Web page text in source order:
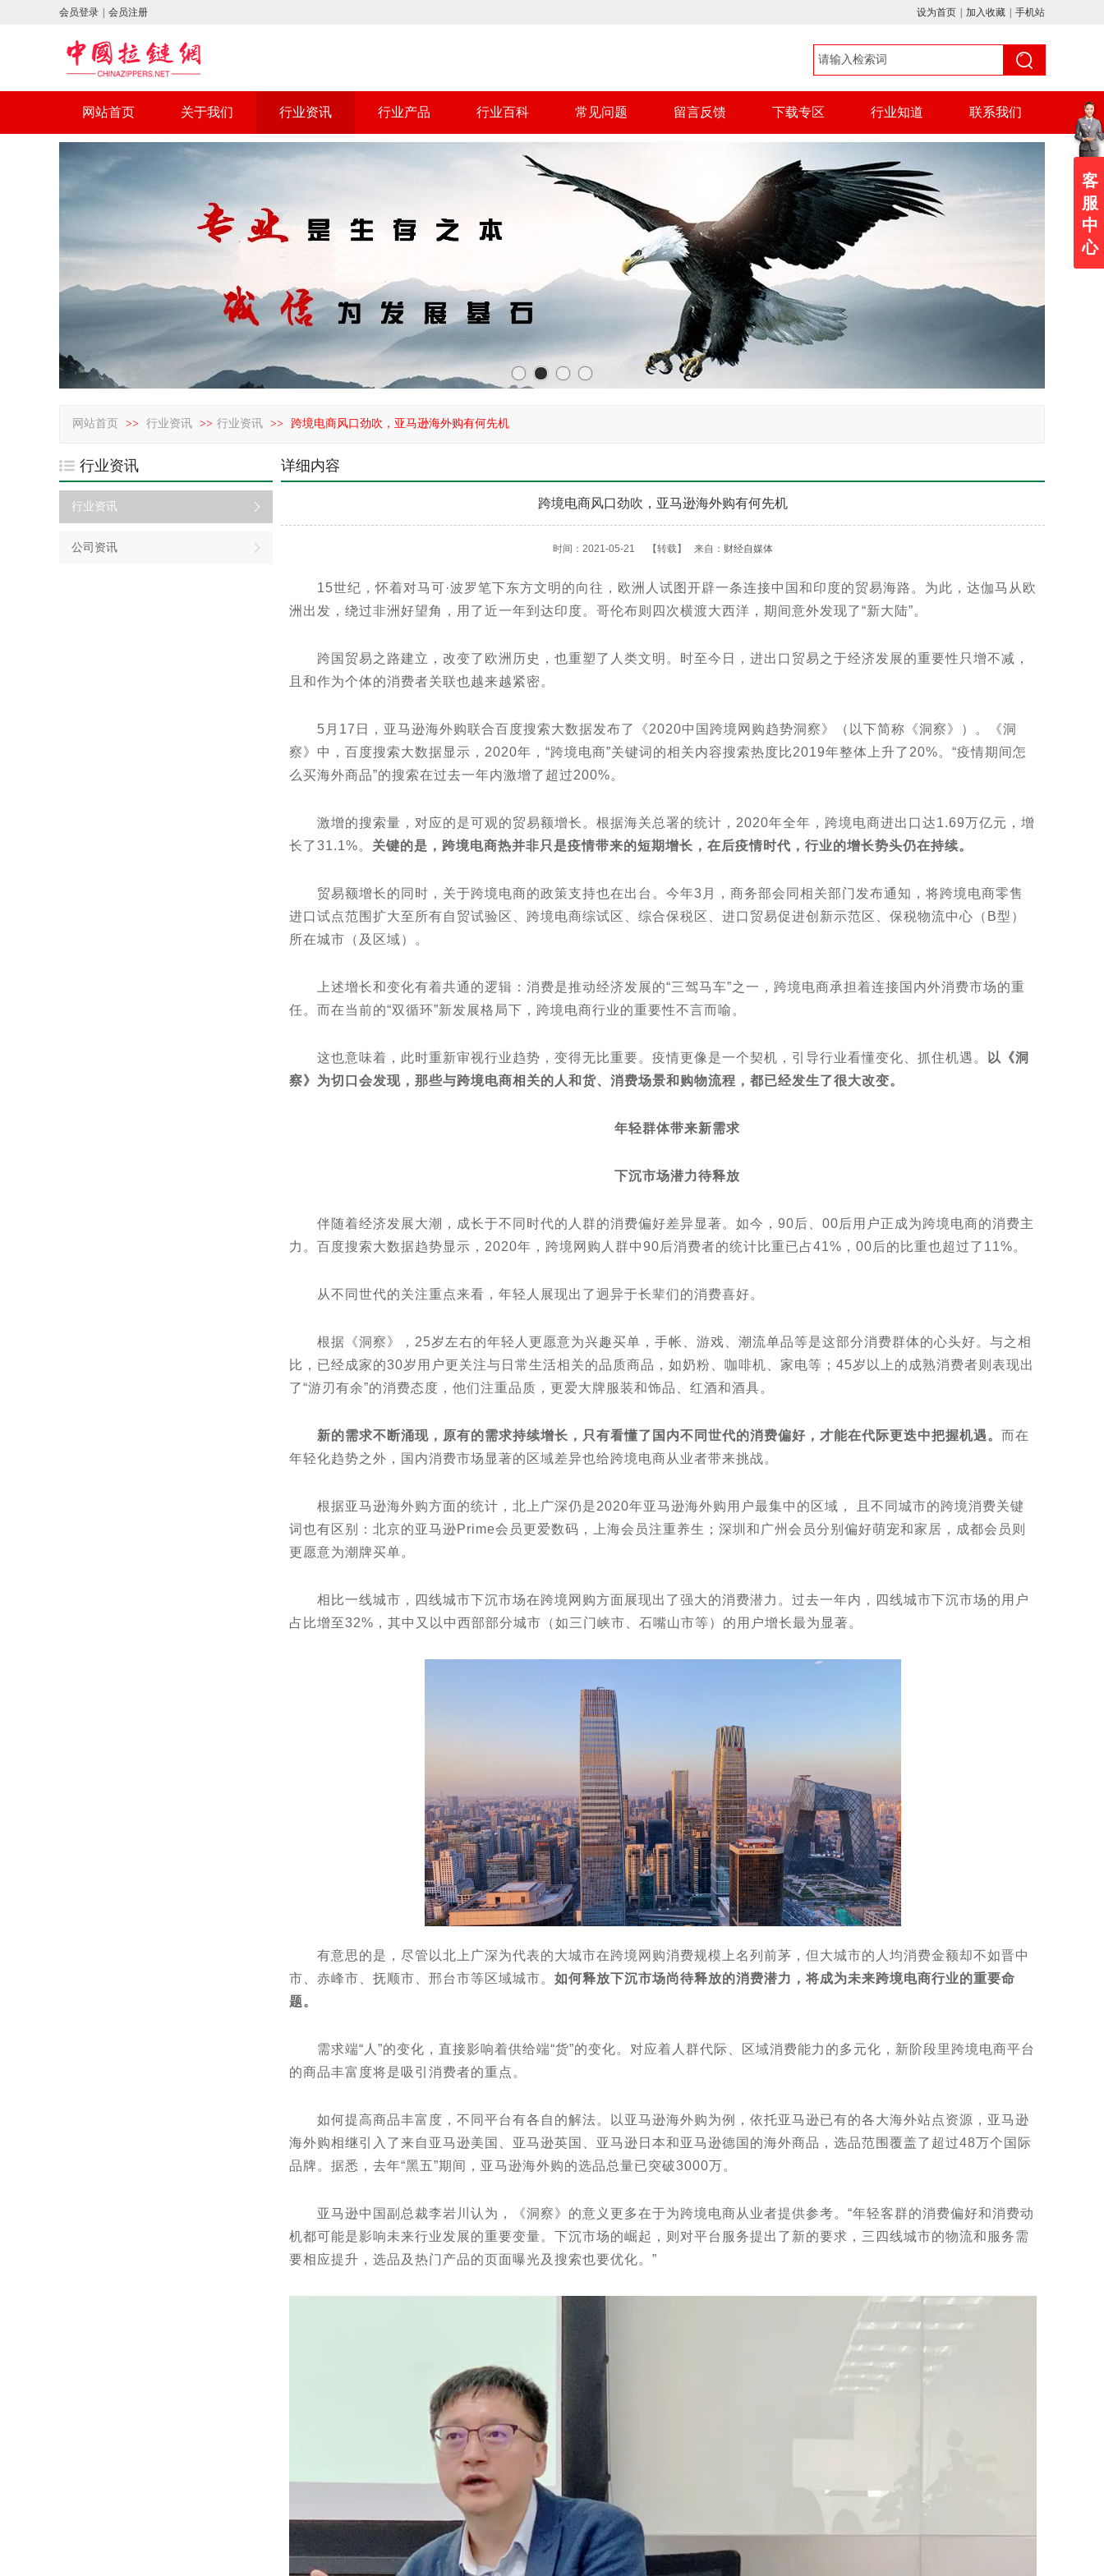
会员登录 会员注册 设为首页 加入收藏 手机站
网站首页 关于我们 行业资讯 行业产品 行业百科 常见问题 留言反馈 下载专区 行业知道 联系我们
网站首页 >> 行业资讯 >> 行业资讯 >> 跨境电商风口劲吹，亚马逊海外购有何先机
行业资讯
行业资讯
公司资讯
详细内容
跨境电商风口劲吹，亚马逊海外购有何先机
时间：2021-05-21 【转载】 来自： 财经自媒体
15世纪，怀着对马可·波罗笔下东方文明的向往，欧洲人试图开辟一条连接中国和印度的贸易海路。为此，达伽马从欧
洲出发，绕过非洲好望角，用了近一年到达印度。哥伦布则四次横渡大西洋，期间意外发现了“新大陆”。
跨国贸易之路建立，改变了欧洲历史，也重塑了人类文明。时至今日，进出口贸易之于经济发展的重要性只增不减，
且和作为个体的消费者关联也越来越紧密。
5月17日，亚马逊海外购联合百度搜索大数据发布了《2020中国跨境网购趋势洞察》（以下简称《洞察》）。《洞
察》中，百度搜索大数据显示，2020年，“跨境电商”关键词的相关内容搜索热度比2019年整体上升了20%。“疫情期间怎
么买海外商品”的搜索在过去一年内激增了超过200%。
激增的搜索量，对应的是可观的贸易额增长。根据海关总署的统计，2020年全年，跨境电商进出口达1.69万亿元，增
长了31.1%。 关键的是，跨境电商热并非只是疫情带来的短期增长，在后疫情时代，行业的增长势头仍在持续。
贸易额增长的同时，关于跨境电商的政策支持也在出台。今年3⽉，商务部会同相关部⻔发布通知，将跨境电商零售
进⼝试点范围扩⼤⾄所有⾃贸试验区、跨境电商综试区、综合保税区、进⼝贸易促进创新⽰范区、保税物流中⼼（B型）
所在城市（及区域）。
上述增长和变化有着共通的逻辑：消费是推动经济发展的“三驾马车”之一，跨境电商承担着连接国内外消费市场的重
任。而在当前的“双循环”新发展格局下，跨境电商行业的重要性不言而喻。
这也意味着，此时重新审视行业趋势，变得无比重要。疫情更像是一个契机，引导行业看懂变化、抓住机遇。
以《洞
察》为切口会发现，那些与跨境电商相关的人和货、消费场景和购物流程，都已经发生了很大改变。
年轻群体带来新需求
下沉市场潜力待释放
伴随着经济发展大潮，成长于不同时代的人群的消费偏好差异显著。如今，90后、00后用户正成为跨境电商的消费主
力。百度搜索⼤数据趋势显示，2020年，跨境网购人群中90后消费者的统计⽐重已占41%，00后的⽐重也超过了11%。
从不同世代的关注重点来看，年轻人展现出了迥异于长辈们的消费喜好。
根据《洞察》，25岁左右的年轻⼈更愿意为兴趣买单，⼿帐、游戏、潮流单品等是这部分消费群体的心头好。与之相
比，已经成家的30岁用户更关注与⽇常⽣活相关的品质商品，如奶粉、咖啡机、家电等；45岁以上的成熟消费者则表现出
了“游刃有余”的消费态度，他们注重品质，更爱大牌服装和饰品、红酒和酒具。
新的需求不断涌现，原有的需求持续增长，只有看懂了国内不同世代的消费偏好，才能在代际更迭中把握机遇。 而在
年轻化趋势之外，国内消费市场显著的区域差异也给跨境电商从业者带来挑战。
根据亚⻢逊海外购方面的统计，北上⼴深仍是2020年亚⻢逊海外购用户最集中的区域， 且不同城市的跨境消费关键
词也有区别：北京的亚马逊Prime会员更爱数码，上海会员注重养生；深圳和广州会员分别偏好萌宠和家居，成都会员则
更愿意为潮牌买单。
相比一线城市，四线城市下沉市场在跨境网购方面展现出了强大的消费潜力。过去一年内，四线城市下沉市场的用户
占比增至32%，其中又以中西部部分城市（如三⻔峡市、⽯嘴⼭市等）的用户增长最为显著。
有意思的是，尽管以北上⼴深为代表的大城市在跨境网购消费规模上名列前茅，但大城市的人均消费金额却不如晋中
市、⾚峰市、抚顺市、邢台市等区域城市。 如何释放下沉市场尚待释放的消费潜力，将成为未来跨境电商行业的重要命
题。
需求端“人”的变化，直接影响着供给端“货”的变化。对应着人群代际、区域消费能力的多元化，新阶段里跨境电商平台
的商品丰富度将是吸引消费者的重点。
如何提高商品丰富度，不同平台有各自的解法。以亚马逊海外购为例，依托亚马逊已有的各大海外站点资源，亚马逊
海外购相继引入了来自亚马逊美国、亚马逊英国、亚马逊日本和亚马逊德国的海外商品，选品范围覆盖了超过48万个国际
品牌。据悉，去年“黑五”期间，亚马逊海外购的选品总量已突破3000万。
亚马逊中国副总裁李岩川认为，《洞察》的意义更多在于为跨境电商从业者提供参考。“年轻客群的消费偏好和消费动
机都可能是影响未来行业发展的重要变量。下沉市场的崛起，则对平台服务提出了新的要求，三四线城市的物流和服务需
要相应提升，选品及热门产品的页面曝光及搜索也要优化。”
客
服
中
心